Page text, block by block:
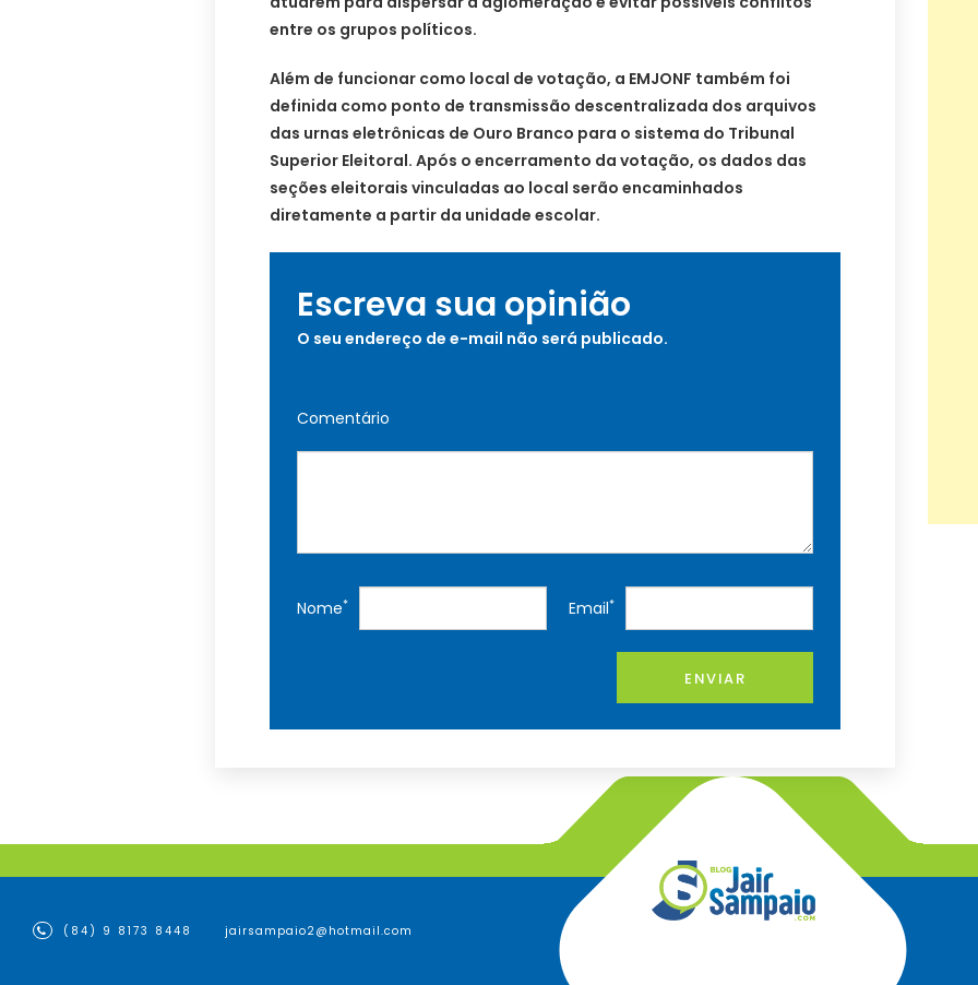
entre os grupos políticos.
Além de funcionar como local de votação, a EMJONF também foi
definida como ponto de transmissão descentralizada dos arquivos
das urnas eletrônicas de Ouro Branco para o sistema do Tribunal
Superior Eleitoral. Após o encerramento da votação, os dados das
seções eleitorais vinculadas ao local serão encaminhados
diretamente a partir da unidade escolar.
Escreva sua opinião
O seu endereço de e-mail não será publicado.
Comentário
Nome* Email*
ENVIAR
(84) 9 8173 8448 jairsampaio2@hotmail.com